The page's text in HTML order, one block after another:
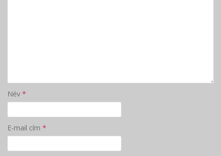
Név *
E-mail cím *